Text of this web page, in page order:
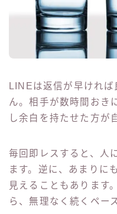
LINEは返信が早けれ
ん。相手が数時間おき
し余白を持たせた方が
毎回即レスすると、人
ます。逆に、あまりに
見えることもあります
ら、無理なく続くペー